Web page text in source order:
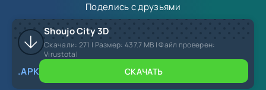
Поделись с друзьями
Shoujo City 3D
Скачали: 271 | Размер: 437.7 MB | Файл проверен:
Virustotal
.APK СКАЧАТЬ